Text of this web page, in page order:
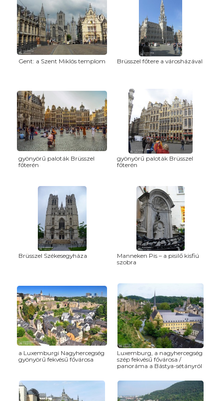
Gent: a Szent Miklós templom Brüsszel főtere a városházával
gyönyörű paloták Brüsszel
főterén
gyönyörű paloták Brüsszel
főterén
Brüsszel Székesegyháza
Manneken Pis – a pisilő kisfiú
szobra
a Luxemburgi Nagyhercegség
gyönyörű fekvésű fővárosa
Luxemburg, a nagyhercegség
szép fekvésű fővárosa /
panoráma a Bástya-sétányról